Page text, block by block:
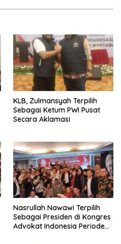
KLB, Zulmansyah Terpilih
Sebagai Ketum PWI Pusat
Secara Aklamasi
Nasrullah Nawawi Terpilih
Sebagai Presiden di Kongres
Advokat Indonesia Periode